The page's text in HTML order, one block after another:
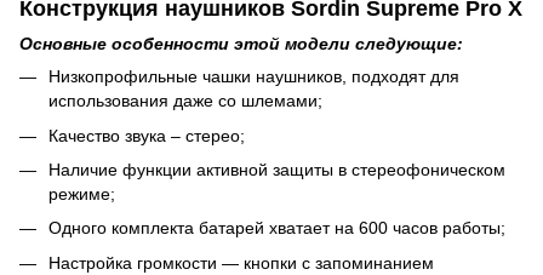
Конструкция наушников Sordin Supreme Pro X
Основные особенности этой модели следующие:
Низкопрофильные чашки наушников, подходят для
использования даже со шлемами;
Качество звука – стерео;
Наличие функции активной защиты в стереофоническом
режиме;
Одного комплекта батарей хватает на 600 часов работы;
Настройка громкости — кнопки с запоминанием